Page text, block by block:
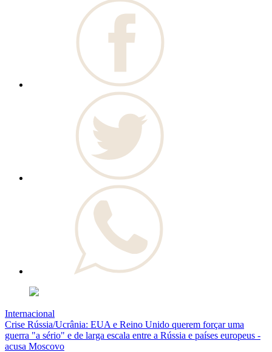
Internacional
Crise Rússia/Ucrânia: EUA e Reino Unido querem forçar uma
guerra "a sério" e de larga escala entre a Rússia e países europeus -
acusa Moscovo